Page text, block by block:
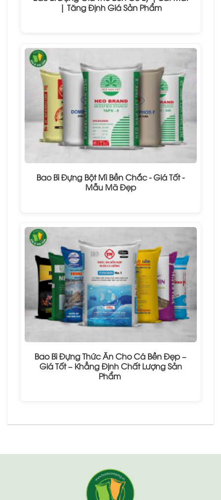
| Tăng Định Giá Sản Phẩm
Bao Bì Đựng Bột Mì Bền Chắc - Giá Tốt -
Mẫu Mã Đẹp
Bao Bì Đựng Thức Ăn Cho Cá Bền Đẹp –
Giá Tốt – Khẳng Định Chất Lượng Sản
Phẩm